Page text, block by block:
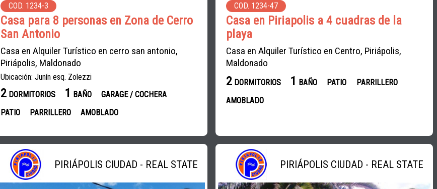
COD. 1234-3
Casa para 8 personas en Zona de Cerro
San Antonio
Casa en Alquiler Turístico en cerro san antonio,
Piriápolis, Maldonado
Ubicación: Junín esq. Zolezzi
2 DORMITORIOS 1 BAÑO
GARAGE / COCHERA
PATIO
PARRILLERO AMOBLADO
COD. 1234-47
Casa en Piriapolis a 4 cuadras de la
playa
Casa en Alquiler Turístico en Centro, Piriápolis,
Maldonado
2 DORMITORIOS 1 BAÑO PATIO
PARRILLERO
AMOBLADO
PIRIÁPOLIS CIUDAD - REAL STATE PIRIÁPOLIS CIUDAD - REAL STATE